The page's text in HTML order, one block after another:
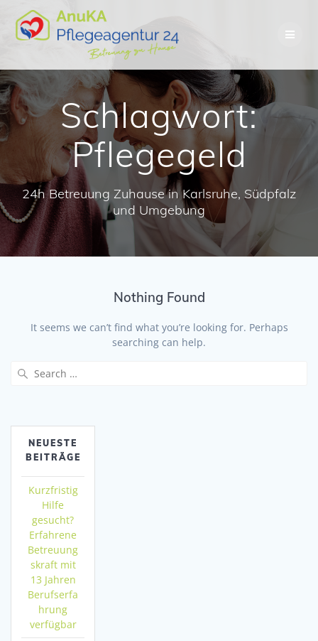
content
Schlagwort:
Pflegegeld
24h Betreuung Zuhause in Karlsruhe, Südpfalz
und Umgebung
Nothing Found
It seems we can’t find what you’re looking for. Perhaps
searching can help.
NEUESTE
BEITRÄGE
Kurzfristig
Hilfe
gesucht?
Erfahrene
Betreuung
skraft mit
13 Jahren
Berufserfa
hrung
verfügbar